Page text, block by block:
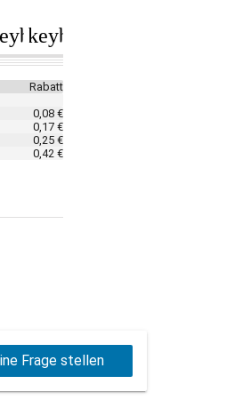
keyboard_arrow_right
Rabatt
0,08 €
0,17 €
0,25 €
0,42 €
Frage stellen